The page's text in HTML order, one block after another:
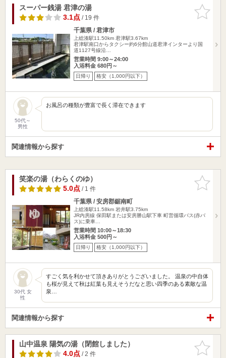
お気に入
りに追加
スーパー銭湯 君津の湯
3.1点/ 19 件
千葉県 / 君津市
上総湊駅11.50km 君津駅3.67km
君津駅南口からタクシー約6分館山道君津インターより国
道1127号線沿…
営業時間 9:00～24:00
入浴料金 680円～
日帰り 格安（1,000円以下）
50代～
男性
お風呂の種類が豊富で長く滞在できます
関連情報から探す
お気に入
りに追加
笑楽の湯（わらくのゆ）
5.0点/ 1 件
千葉県 / 安房郡鋸南町
上総湊駅11.58km 岩井駅3.75km
JR内房線 保田駅または安房勝山駅下車 町営循環バス(赤バ
ス)に乗車…
営業時間 10:00～18:30
入浴料金 500円～
日帰り 格安（1,000円以下）
30代 女
性
すごく気を利かせて頂きありがとうございました。 温泉の中自体
も桜が見えて秋は紅葉も見えそうだなと思い四季のある素敵な温
泉…
関連情報から探す
お気に入
りに追加
山中温泉 陽気の湯（閉館しました）
4.0点/ 2 件